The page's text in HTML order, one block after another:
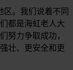
区。我们说着不同
都是海虹老人大
努力争取成功，
壮、更安全和更